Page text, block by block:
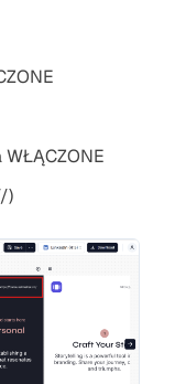
WŁĄCZONE
)